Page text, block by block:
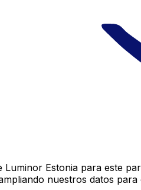
Luminor Estonia para este
nuestros datos